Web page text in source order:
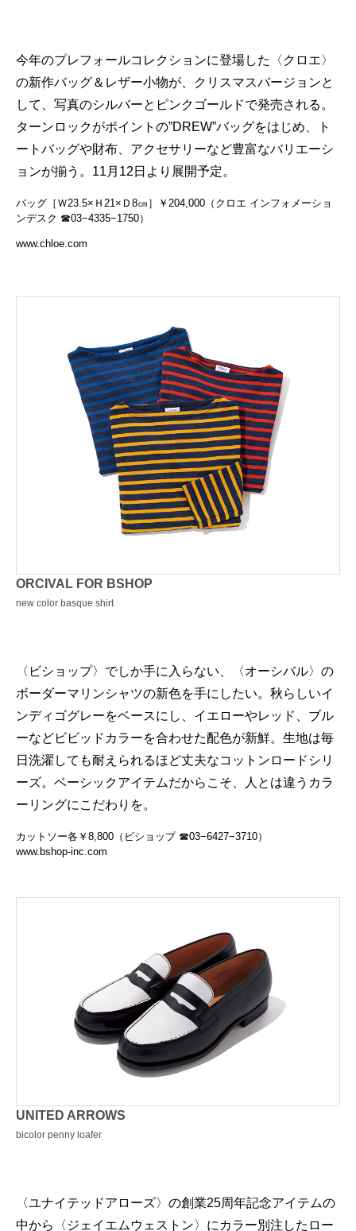
今年のプレフォールコレクションに登場した〈クロエ〉
の新作バッグ＆レザー小物が、クリスマスバージョンと
して、写真のシルバーとピンクゴールドで発売される。
ターンロックがポイントの”DREW”バッグをはじめ、ト
ートバッグや財布、アクセサリーなど豊富なバリエーシ
ョンが揃う。11月12日より展開予定。
バッグ［Ｗ23.5×Ｈ21×Ｄ8㎝］￥204,000（クロエ インフォメーショ
ンデスク ☎03−4335−1750）
www.chloe.com
ORCIVAL FOR BSHOP
new color basque shirt
〈ビショップ〉でしか手に入らない、〈オーシバル〉の
ボーダーマリンシャツの新色を手にしたい。秋らしいイ
ンディゴグレーをベースにし、イエローやレッド、ブル
ーなどビビッドカラーを合わせた配色が新鮮。生地は毎
日洗濯しても耐えられるほど丈夫なコットンロードシリ
ーズ。ベーシックアイテムだからこそ、人とは違うカラ
ーリングにこだわりを。
カットソー各￥8,800（ビショップ ☎03−6427−3710）
www.bshop-inc.com
UNITED ARROWS
bicolor penny loafer
〈ユナイテッドアローズ〉の創業25周年記念アイテムの
中から〈ジェイエムウェストン〉にカラー別注したロー